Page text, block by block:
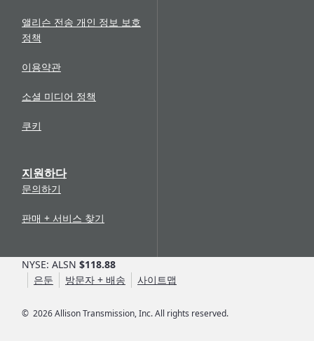
은 이후 미 육군 항공단의 가장 유명한 전투기에 동력을 공
급합니다.
앨리슨 전송 개인 정보 보호
정책
이용약관
소셜 미디어 정책
쿠키
지원하다
문의하기
판매 + 서비스 찾기
© 2026Allison Transmission, Inc. All rights reserved.
NYSE: ALSN $118.88
은둔
방문자 + 배송 사이트맵